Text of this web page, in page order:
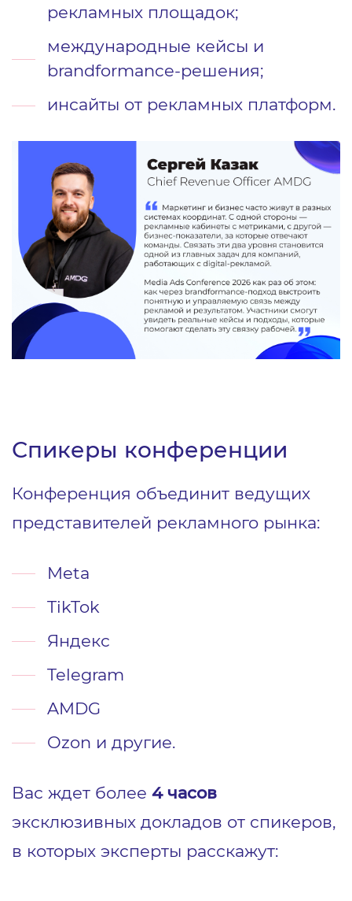
рекламных площадок;
международные кейсы и
brandformance-решения;
инсайты от рекламных платформ.
Спикеры конференции
Конференция объединит ведущих
представителей рекламного рынка:
Meta
TikTok
Яндекс
Telegram
AMDG
Ozon и другие.
Вас ждет более 4 часов
эксклюзивных докладов от спикеров,
в которых эксперты расскажут: